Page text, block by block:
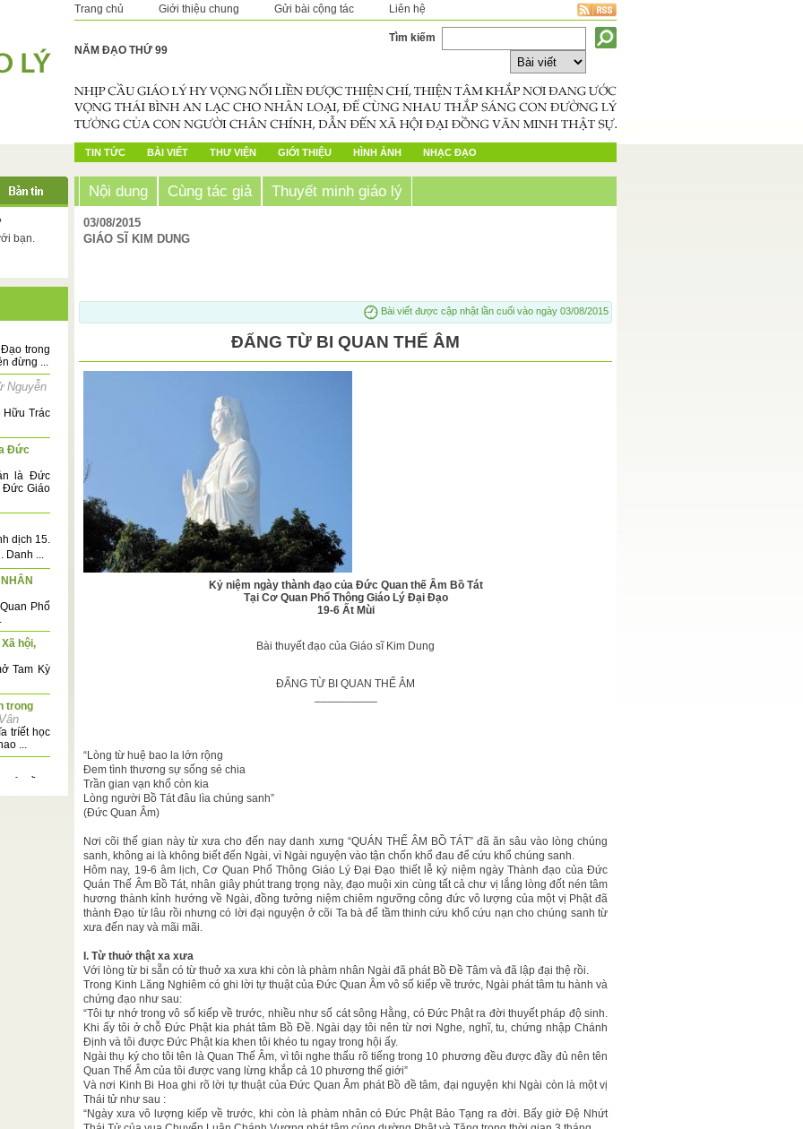
Trang chủ Giới thiệu chung Gửi bài cộng tác Liên hệ
NĂM ĐẠO THỨ 99
Tìm kiếm
TIN TỨC BÀI VIẾT THƯ VIỆN GIỚI THIỆU HÌNH ẢNH NHẠC ĐẠO
bạn.
trong
đừng ...
Nguyễn
Hữu Trác
Đức
là Đức
Đức Giáo
dịch 15.
Danh ...
Phổ
hội,
Tam Kỳ
trong
tríết học
...
Nội dung Cùng tác giả Thuyết minh giáo lý
03/08/2015
GIÁO SĨ KIM DUNG
Bài viết được cập nhật lần cuối vào ngày 03/08/2015
ĐẤNG TỪ BI QUAN THẾ ÂM
Kỷ niệm ngày thành đạo của Đức Quan thế Âm Bồ Tát
Tại Cơ Quan Phổ Thông Giáo Lý Đại Đạo
19-6 Ất Mùi
Bài thuyết đạo của Giáo sĩ Kim Dung
ĐẤNG TỪ BI QUAN THẾ ÂM
“Lòng từ huệ bao la lớn rộng
Đem tình thương sự sống sẻ chia
Trần gian vạn khổ còn kia
Lòng người Bồ Tát đâu lìa chúng sanh”
(Đức Quan Âm)
Nơi cõi thế gian này từ xưa cho đến nay danh xưng “QUÁN THẾ ÂM BỒ TÁT” đã ăn sâu vào lòng chúng
sanh, không ai là không biết đến Ngài, vì Ngài nguyện vào tận chốn khổ đau để cứu khổ chúng sanh.
Hôm nay, 19-6 âm lịch, Cơ Quan Phổ Thông Giáo Lý Đại Đạo thiết lễ kỷ niệm ngày Thành đạo của Đức
Quán Thế Âm Bồ Tát, nhân giây phút trang trọng này, đạo muội xin cùng tất cả chư vị lắng lòng đốt nén tâm
hương thành kỉnh hướng về Ngài, đồng tưởng niệm chiêm ngưỡng công đức vô lượng của một vị Phật đã
thành Đạo từ lâu rồi nhưng có lời đại nguyện ở cõi Ta bà để tầm thinh cứu khổ cứu nạn cho chúng sanh từ
xưa đến nay và mãi mãi.
I. Từ thuở thật xa xưa
Với lòng từ bi sẵn có từ thuở xa xưa khi còn là phàm nhân Ngài đã phát Bồ Đề Tâm và đã lập đại thệ rồi.
Trong Kinh Lăng Nghiêm có ghi lời tự thuật của Đức Quan Âm vô số kiếp về trước, Ngài phát tâm tu hành và
chứng đạo như sau:
“Tôi tự nhớ trong vô số kiếp về trước, nhiều như số cát sông Hằng, có Đức Phật ra đời thuyết pháp độ sinh.
Khi ấy tôi ở chỗ Đức Phật kia phát tâm Bồ Đề. Ngài dạy tôi nên từ nơi Nghe, nghĩ, tu, chứng nhập Chánh
Định và tôi được Đức Phật kia khen tôi khéo tu ngay trong hội ấy.
Ngài thụ ký cho tôi tên là Quan Thế Âm, vì tôi nghe thấu rõ tiếng trong 10 phương đều được đầy đủ nên tên
Quan Thế Âm của tôi được vang lừng khắp cả 10 phương thế giới”
Và nơi Kinh Bi Hoa ghi rõ lời tự thuật của Đức Quan Âm phát Bồ đề tâm, đại nguyện khi Ngài còn là một vị
Thái tử như sau :
“Ngày xưa vô lượng kiếp về trước, khi còn là phàm nhân có Đức Phật Bảo Tạng ra đời. Bấy giờ Đệ Nhứt